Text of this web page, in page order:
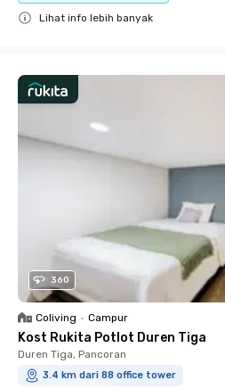
Lihat info lebih banyak
360
Coliving • Campur
Kost Rukita Potlot Duren Tiga
Duren Tiga, Pancoran
3.4 km dari 88 office tower